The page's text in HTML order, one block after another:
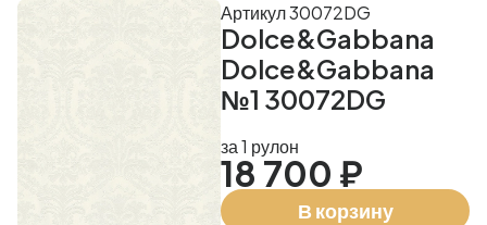
Dolce&Gabbana
Dolce&Gabbana
№1 30072DG
Артикул 30072DG
за 1 рулон
18 700 ₽
В корзину